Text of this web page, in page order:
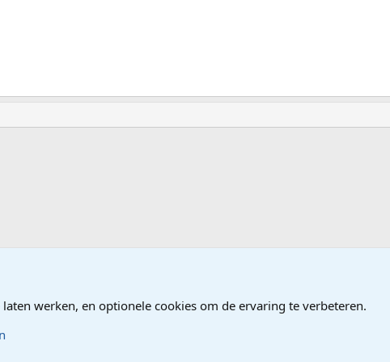
werken, en optionele cookies om de ervaring te verbeteren.